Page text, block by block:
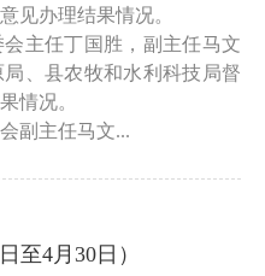
见办理结果情况。
主任丁国胜，副主任马文
、县农牧和水利科技局督
情况。
副主任马文...
至4月30日）